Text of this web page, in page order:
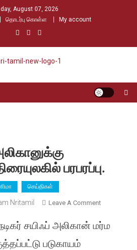
August 07, 2026
தொடர்பு கொள்ள My account
பரபரப்பு.
செய்திகள்
Nritamil Leave A CommentOn
சயிஃப்
சயிஃப் அலிகான் மர்ம
படுகாயம்